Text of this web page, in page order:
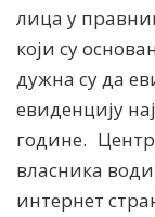
лица у
који су
дужна су да
евиденцију
године.
власника
интернет